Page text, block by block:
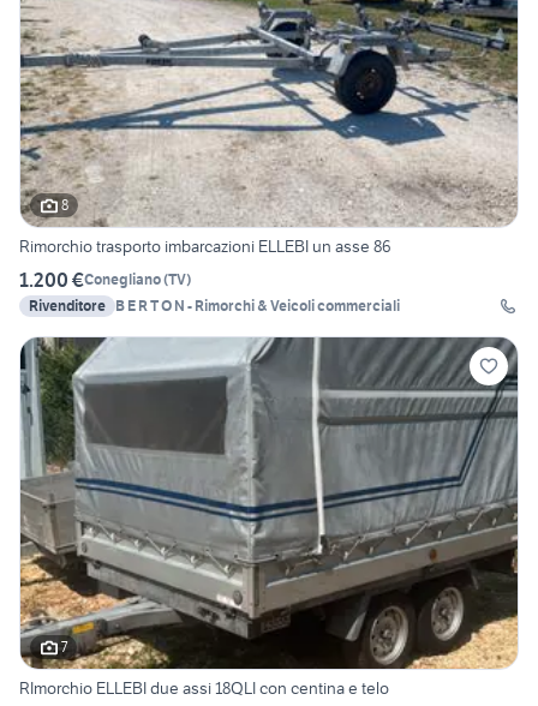
8
Rimorchio trasporto imbarcazioni ELLEBI un asse 86
1.200 €Conegliano(TV)
Rivenditore B E R T O N - Rimorchi & Veicoli commerciali
7
RImorchio ELLEBI due assi 18QLI con centina e telo